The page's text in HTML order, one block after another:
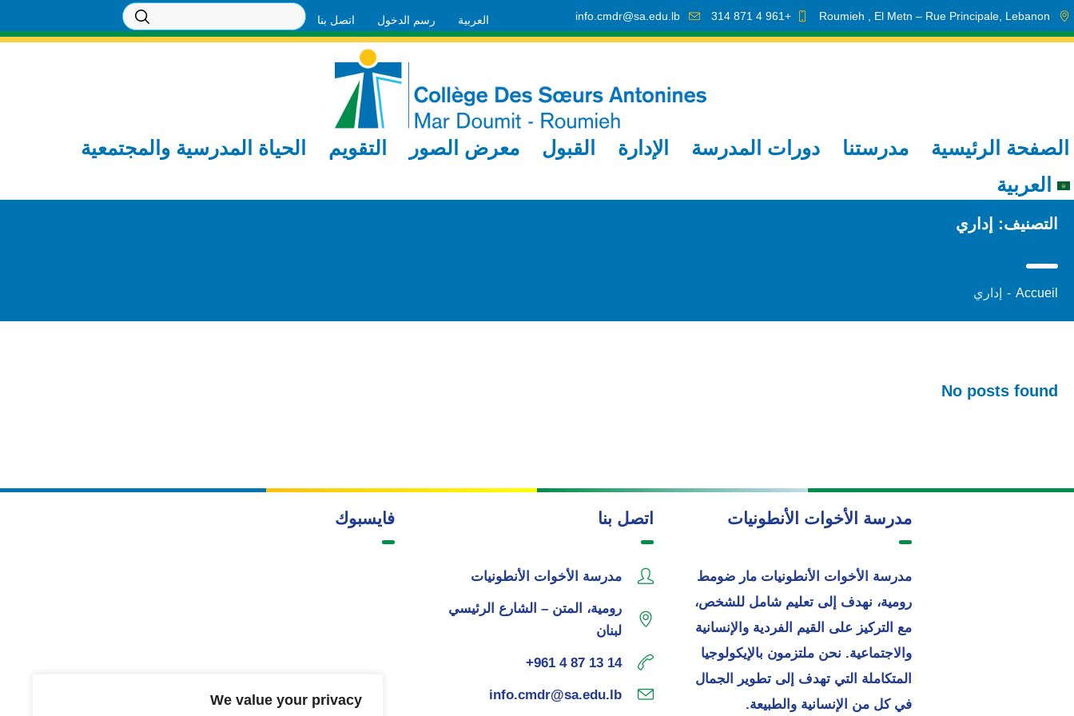
We value your privacy
العربية رسم الدخول اتصل بنا Roumieh , El Metn – Rue Principale Lebanon
+961 4 871 314
info.cmdr@sa.edu.lb
الصفحة الرئيسية مدرستنا دورات المدرسة الإدارة القبول معرض الصور التقويم
الحياة المدرسية والمجتمعية
العربية
التصنيف: إداري
Accueil
- إداري
No posts found
مدرسة الأخوات الأنطونيات
مدرسة الأخوات الأنطونيات مار ضومط
رومية، نهدف إلى تعليم شامل للشخص،
مع التركيز على القيم الفردية والإنسانية
والاجتماعية. نحن ملتزمون بالإيكولوجيا
المتكاملة التي تهدف إلى تطوير الجمال
في كل من الإنسانية والطبيعة.
اتصل بنا
مدرسة الأخوات الأنطونيات
رومية، المتن – الشارع الرئيسي
لبنان
+961 4 87 13 14
info.cmdr@sa.edu.lb
فايسبوك